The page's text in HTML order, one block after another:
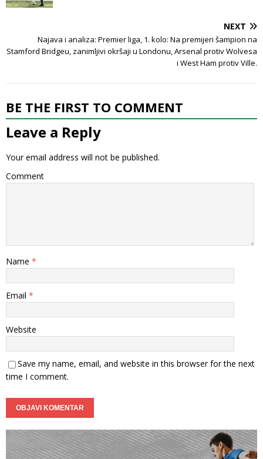
NEXT
Najava i analiza: Premier liga, 1. kolo: Na premijeri šampion na
Stamford Bridgeu, zanimljivi okršaji u Londonu, Arsenal protiv Wolvesa
i West Ham protiv Ville.
BE THE FIRST TO COMMENT
Leave a Reply
Your email address will not be published.
Comment
Name *
Email *
Website
Save my name, email, and website in this browser for the next
time I comment.